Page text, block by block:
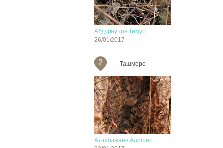
Абдураупов Тимур
26/01/2017
2 Ташморе
Атаходжаев Алишер